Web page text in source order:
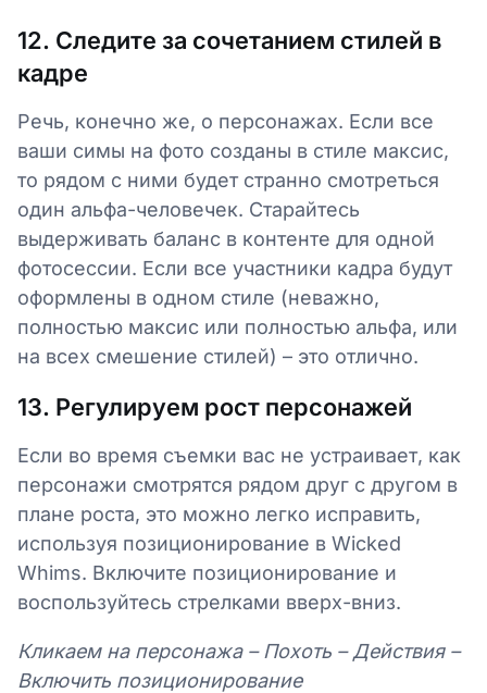
12. Следите за сочетанием стилей в
кадре
Речь, конечно же, о персонажах. Если все
ваши симы на фото созданы в стиле максис,
то рядом с ними будет странно смотреться
один альфа-человечек. Старайтесь
выдерживать баланс в контенте для одной
фотосессии. Если все участники кадра будут
оформлены в одном стиле (неважно,
полностью максис или полностью альфа, или
на всех смешение стилей) – это отлично.
13. Регулируем рост персонажей
Если во время съемки вас не устраивает, как
персонажи смотрятся рядом друг с другом в
плане роста, это можно легко исправить,
используя позиционирование в Wicked
Whims. Включите позиционирование и
воспользуйтесь стрелками вверх-вниз.
Кликаем на персонажа – Похоть – Действия –
Включить позиционирование